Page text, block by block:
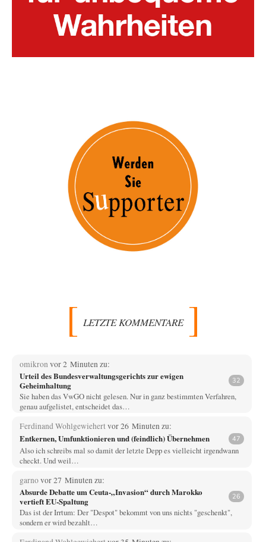
LETZTE KOMMENTARE
omikron vor 2 Minuten zu:
Urteil des Bundesverwaltungsgerichts zur ewigen
Geheimhaltung
32
Sie haben das VwGO nicht gelesen. Nur in ganz bestimmten Verfahren,
genau aufgelistet, entscheidet das…
Ferdinand Wohlgewiehertvor 26 Minuten zu:
Entkernen, Umfunktionieren und (feindlich) Übernehmen 47
Also ich schreibs mal so damit der letzte Depp es vielleicht irgendwann
checkt. Und weil…
garnovor 27 Minuten zu:
Absurde Debatte um Ceuta-„Invasion“ durch Marokko
vertieft EU-Spaltung
26
Das ist der Irrtum: Der "Despot" bekommt von uns nichts "geschenkt",
sondern er wird bezahlt…